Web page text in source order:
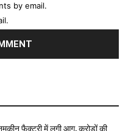
by email.
फैक्ट्री में लगी आग, करोड़ों की